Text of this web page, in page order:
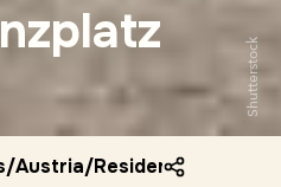
Shutterstock
/Austria/Residenzplatz